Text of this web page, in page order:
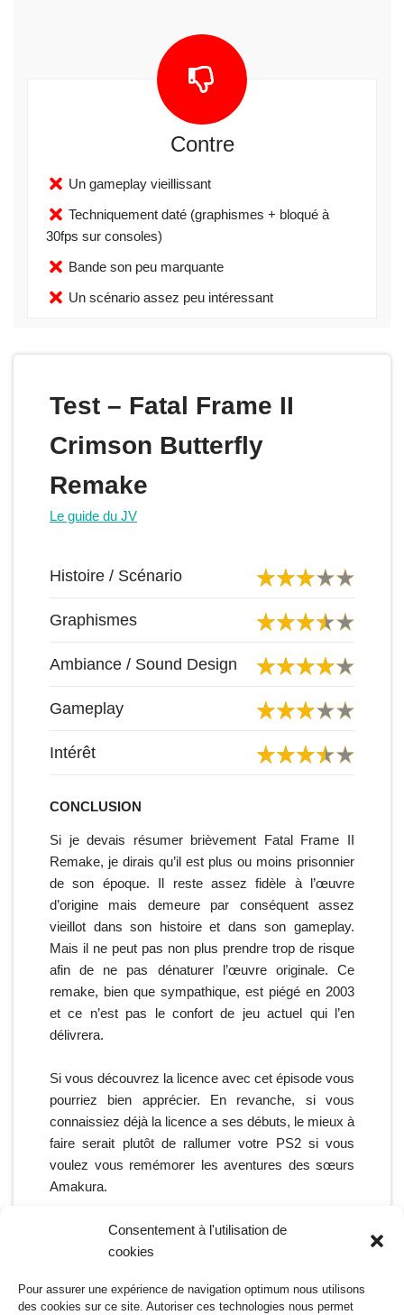
Consentement à l'utilisation de
cookies
Pour assurer une expérience de navigation optimum nous utilisons
des cookies sur ce site. Autoriser ces technologies nous permet
Contre
Un gameplay vieillissant
Techniquement daté (graphismes + bloqué à
30fps sur consoles)
Bande son peu marquante
Un scénario assez peu intéressant
Test – Fatal Frame II
Crimson Butterfly
Remake
Le guide du JV
Histoire / Scénario
Graphismes
Ambiance / Sound Design
Gameplay
Intérêt
CONCLUSION
Si je devais résumer brièvement Fatal Frame II
Remake, je dirais qu’il est plus ou moins prisonnier
de son époque. Il reste assez fidèle à l’œuvre
d’origine mais demeure par conséquent assez
vieillot dans son histoire et dans son gameplay.
Mais il ne peut pas non plus prendre trop de risque
afin de ne pas dénaturer l’œuvre originale. Ce
remake, bien que sympathique, est piégé en 2003
et ce n’est pas le confort de jeu actuel qui l’en
délivrera.
Si vous découvrez la licence avec cet épisode vous
pourriez bien apprécier. En revanche, si vous
connaissiez déjà la licence a ses débuts, le mieux à
faire serait plutôt de rallumer votre PS2 si vous
voulez vous remémorer les aventures des sœurs
Amakura.